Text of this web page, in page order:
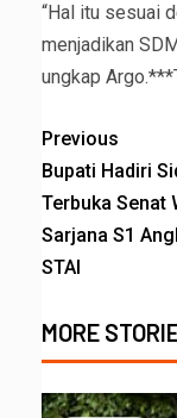
“Hal itu sesuai
menjadikan
ungkap
Previous
Bupati Hadiri
Terbuka Senat
Sarjana S1
STAI
MORE